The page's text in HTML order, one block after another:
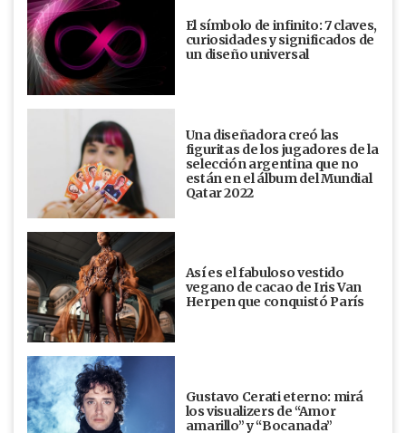
El símbolo de infinito: 7 claves,
curiosidades y significados de
un diseño universal
Una diseñadora creó las
figuritas de los jugadores de la
selección argentina que no
están en el álbum del Mundial
Qatar 2022
Así es el fabuloso vestido
vegano de cacao de Iris Van
Herpen que conquistó París
Gustavo Cerati eterno: mirá
los visualizers de “Amor
amarillo” y “Bocanada”